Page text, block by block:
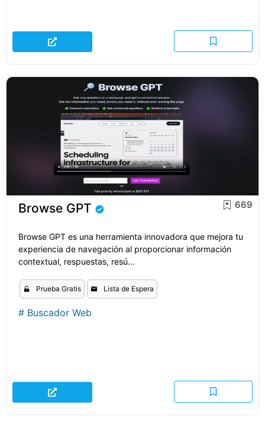
Browse GPT 669
Browse GPT es una herramienta innovadora que mejora tu
experiencia de navegación al proporcionar información
contextual, respuestas, resú...
Prueba Gratis Lista de Espera
# Buscador Web